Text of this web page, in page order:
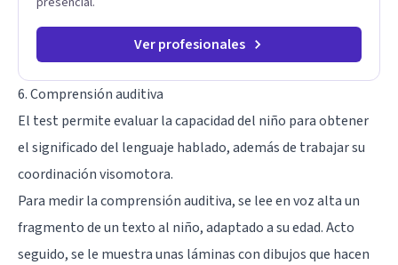
Ver profesionales
6. Comprensión auditiva
El test permite evaluar la capacidad del niño para obtener
el significado del lenguaje hablado, además de trabajar su
coordinación visomotora.
Para medir la comprensión auditiva, se lee en voz alta un
fragmento de un texto al niño, adaptado a su edad. Acto
seguido, se le muestra unas láminas con dibujos que hacen